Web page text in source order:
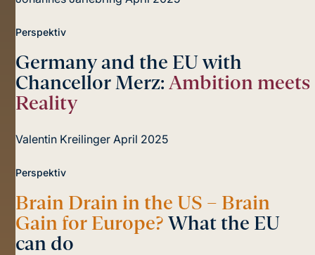
Perspektiv
Germany and the EU with
Chancellor Merz: Ambition meets
Reality
Valentin Kreilinger April 2025
Perspektiv
Brain Drain in the US – Brain
Gain for Europe? What the EU
can do